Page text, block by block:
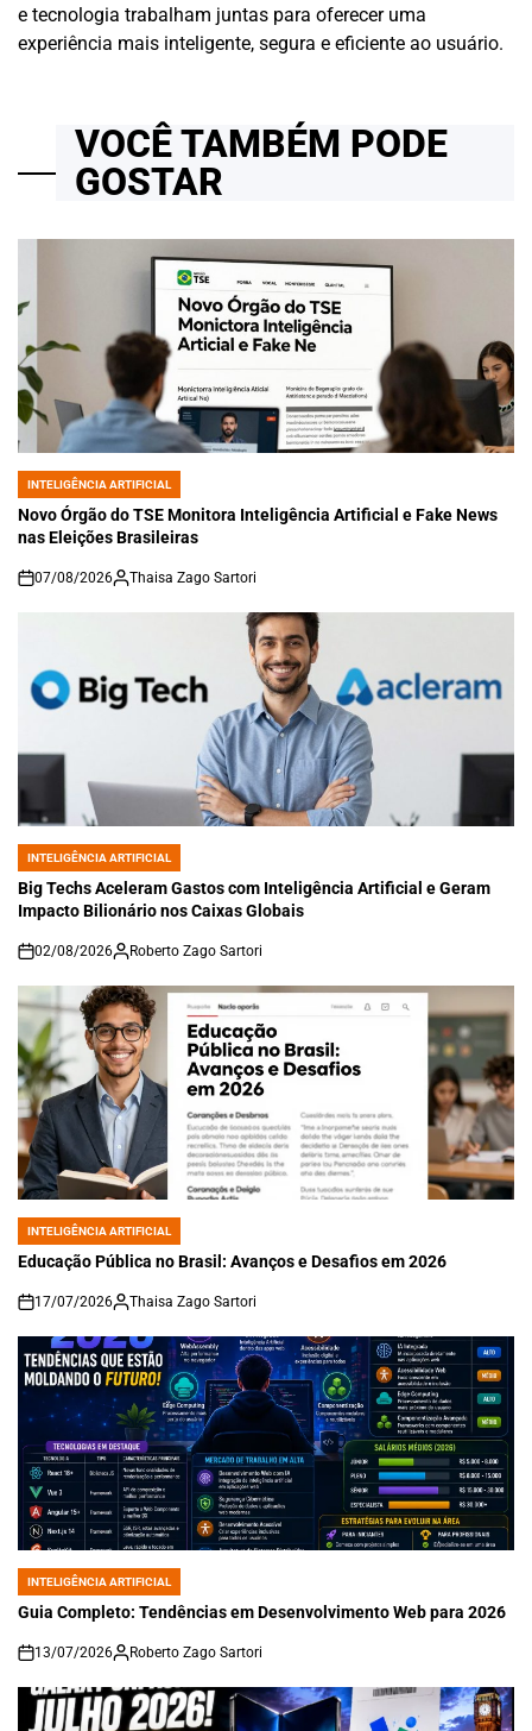
e tecnologia trabalham juntas para oferecer uma
experiência mais inteligente, segura e eficiente ao usuário.
VOCÊ TAMBÉM PODE
GOSTAR
POSTED
IN
INTELIGÊNCIA ARTIFICIAL
Novo Órgão do TSE Monitora Inteligência Artificial e Fake News
nas Eleições Brasileiras
on
07/08/2026 Thaisa Zago Sartori
POSTED
IN
INTELIGÊNCIA ARTIFICIAL
Big Techs Aceleram Gastos com Inteligência Artificial e Geram
Impacto Bilionário nos Caixas Globais
on
02/08/2026 Roberto Zago Sartori
POSTED
IN
INTELIGÊNCIA ARTIFICIAL
Educação Pública no Brasil: Avanços e Desafios em 2026
on
17/07/2026 Thaisa Zago Sartori
POSTED
IN
INTELIGÊNCIA ARTIFICIAL
Guia Completo: Tendências em Desenvolvimento Web para 2026
on
13/07/2026 Roberto Zago Sartori